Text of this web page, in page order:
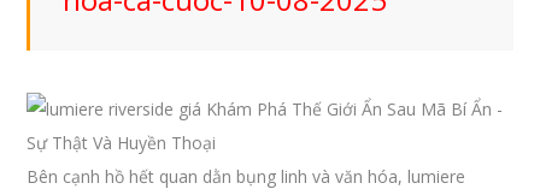
Bên cạnh hồ hết quan dằn bụng linh và văn hóa, lumiere